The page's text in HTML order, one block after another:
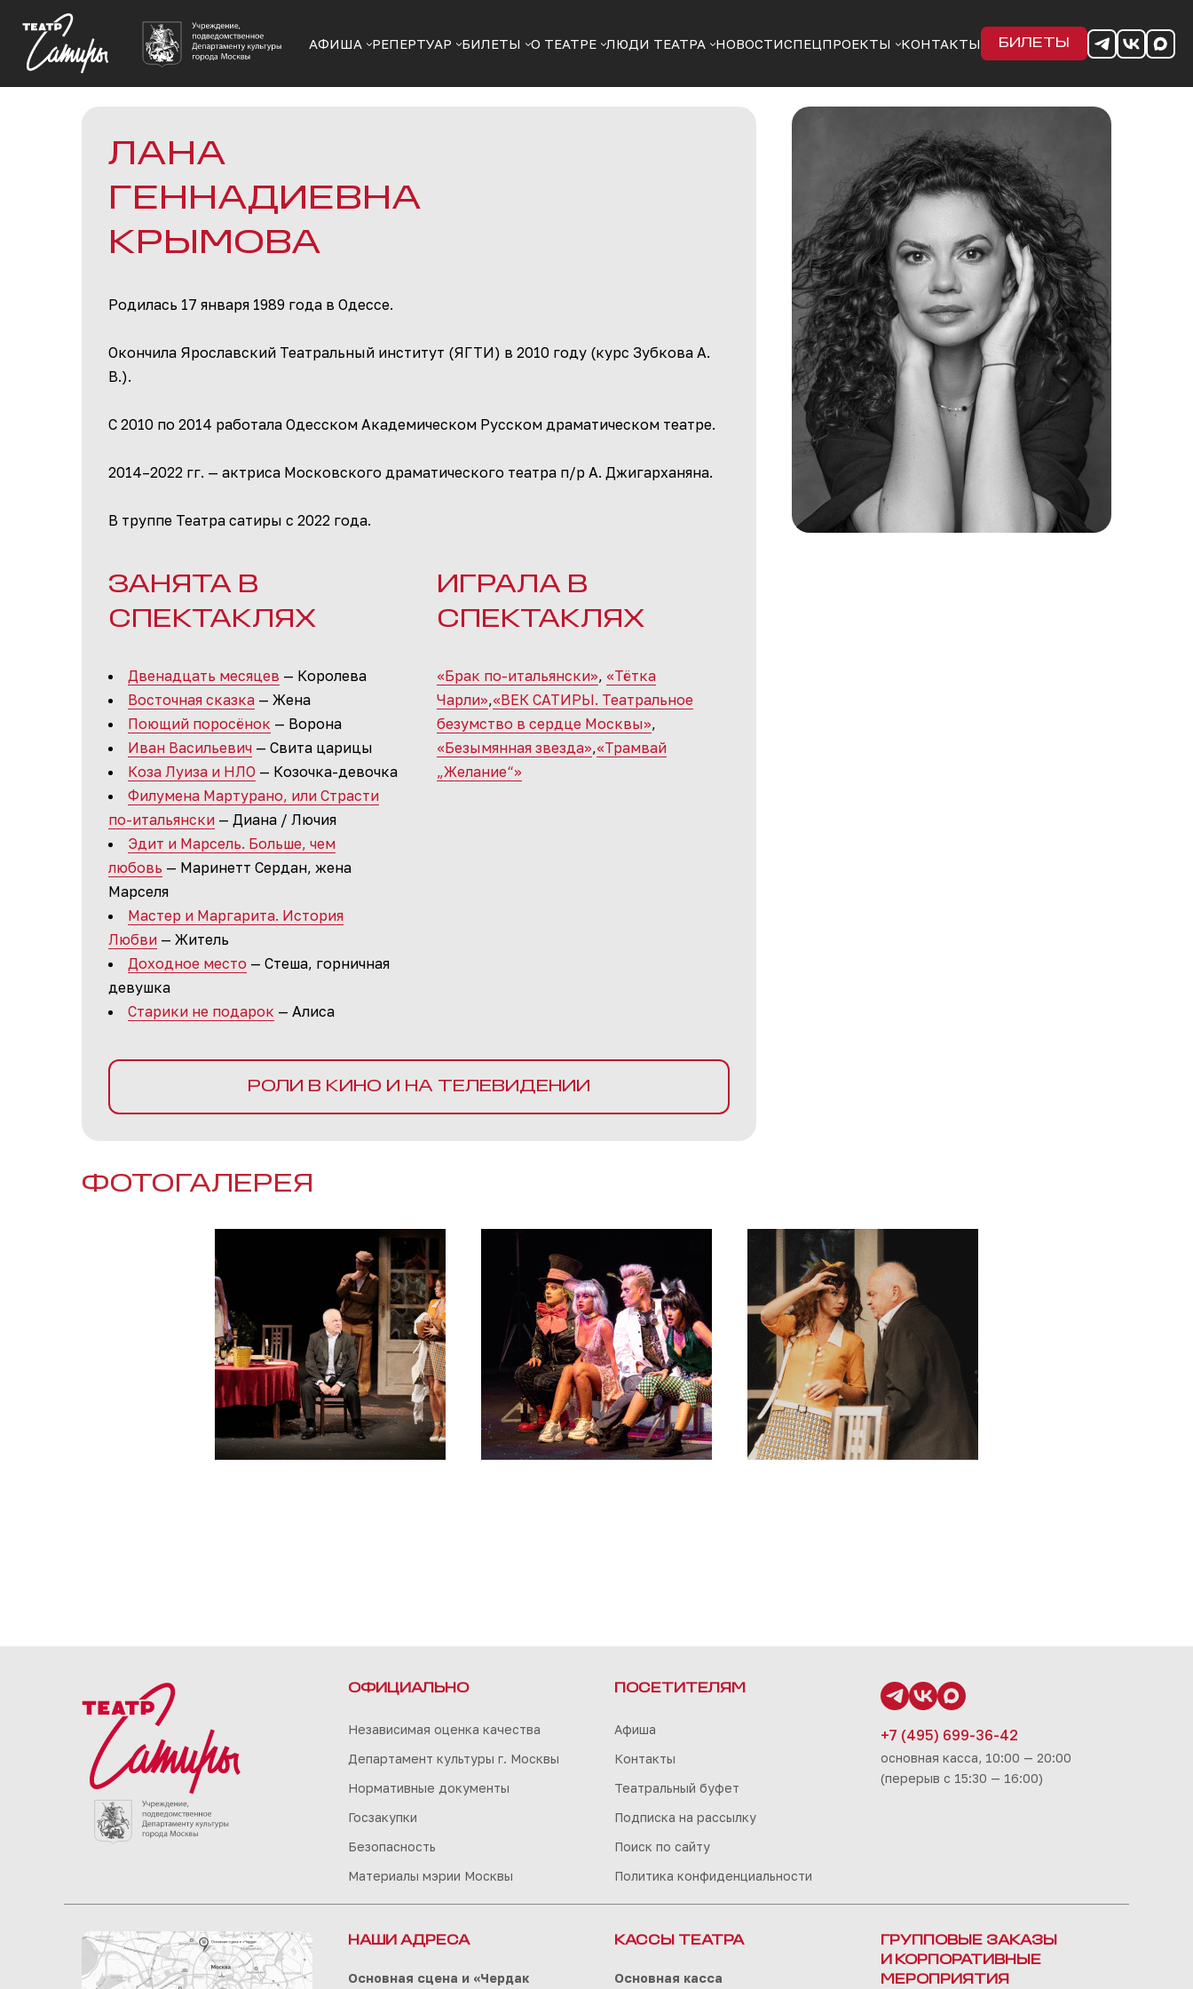
АФИША РЕПЕРТУАР БИЛЕТЫ О ТЕАТРЕ ЛЮДИ ТЕАТРА НОВОСТИСПЕЦПРОЕКТЫ КОНТАКТЫ БИЛЕТЫ
ЛАНА
ГЕННАДИЕВНА
КРЫМОВА​
Родилась 17 января 1989 года в Одессе.
Окончила Ярославский Театральный институт (ЯГТИ) в 2010 году (курс Зубкова А.
В.).
С 2010 по 2014 работала Одесском Академическом Русском драматическом театре.
2014–2022 гг. — актриса Московского драматического театра п/р А. Джигарханяна.
В труппе Театра сатиры с 2022 года.
ЗАНЯТА В
СПЕКТАКЛЯХ
Двенадцать месяцев — Королева
Восточная сказка — Жена
Поющий поросёнок — Ворона
Иван Васильевич — Свита царицы
Коза Луиза и НЛО — Козочка-девочка
Филумена Мартурано, или Страсти
по-итальянски — Диана / Лючия
Эдит и Марсель. Больше, чем
любовь — Маринетт Сердан, жена
Марселя
Мастер и Маргарита. История
Любви — Житель
Доходное место — Стеша, горничная
девушка
Старики не подарок — Алиса
ИГРАЛА В
СПЕКТАКЛЯХ
«Брак по-итальянски», «Тётка
Чарли»,«ВЕК САТИРЫ. Театральное
безумство в сердце Москвы»,
«Безымянная звезда»,«Трамвай
„Желание“»
РОЛИ В КИНО И НА ТЕЛЕВИДЕНИИ
ФОТОГАЛЕРЕЯ
ОФИЦИАЛЬНО
Независимая оценка качества
Департамент культуры г. Москвы
Нормативные документы
Госзакупки
Безопасность
Материалы мэрии Москвы
ПОСЕТИТЕЛЯМ
Афиша
Контакты
Театральный буфет
Подписка на рассылку
Поиск по сайту
Политика конфиденциальности
+7 (495) 699-36-42
основная касса, 10:00 — 20:00
(перерыв с 15:30 — 16:00)
НАШИ АДРЕСА
Основная сцена и «Чердак
КАССЫ ТЕАТРА
Основная касса
ГРУППОВЫЕ ЗАКАЗЫ
И КОРПОРАТИВНЫЕ
МЕРОПРИЯТИЯ